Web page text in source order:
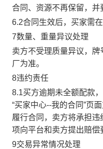
合同、资源不再保留，
6.2合同生效后，买家需
7数量、重量异议处理
卖方不受理质量异议，
厂为准。
8违约责任
8.1买方逾期未全额配款
“买家中心--我的合同”页
履行合同，卖方将承担
项向平台和卖方提出赔偿
9交易异常情况处理